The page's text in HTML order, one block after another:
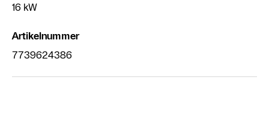
16 kW
Artikelnummer
7739624386